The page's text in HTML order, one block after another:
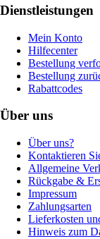
Dienstleistungen
Mein Konto
Hilfecenter
Bestellung
Bestellung
Rabattcodes
Über uns
Über uns?
Kontaktieren
Allgemeine
Rückgabe &
Impressum
Zahlungsarten
Lieferkosten
Hinweis zum